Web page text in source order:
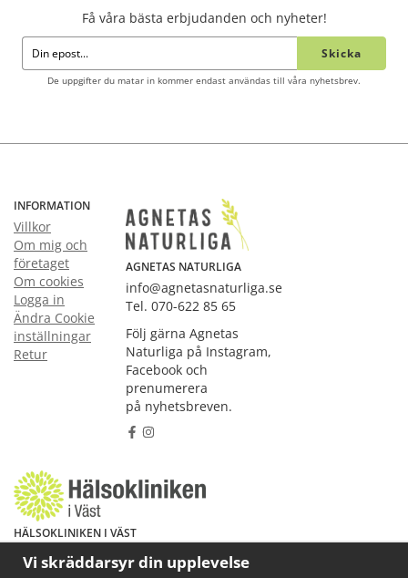
Få våra bästa erbjudanden och nyheter!
Skicka
De uppgifter du matar in kommer endast användas till våra nyhetsbrev.
INFORMATION
Villkor
Om mig och
företaget
Om cookies
Logga in
Ändra Cookie
inställningar
Retur
AGNETAS NATURLIGA
info@agnetasnaturliga.se
Tel. 070-622 85 65
Följ gärna Agnetas
Naturliga på Instagram,
Facebook och
prenumerera
på nyhetsbreven.
HÄLSOKLINIKEN I VÄST
Har du hälsoproblem? Fråga mig!
Vi skräddarsyr din upplevelse